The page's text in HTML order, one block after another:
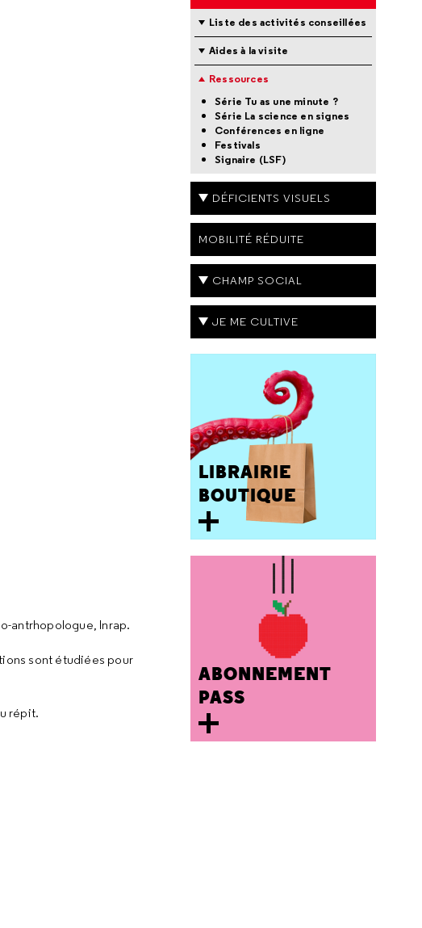
antrhopologue, Inrap.
sont étudiées pour
répit.
Liste des activités conseillées
Aides à la visite
Ressources
Série Tu as une minute ?
Série La science en signes
Conférences en ligne
Festivals
Signaire (LSF)
DÉFICIENTS VISUELS
MOBILITÉ RÉDUITE
CHAMP SOCIAL
JE ME CULTIVE
LIBRAIRIE
BOUTIQUE
ABONNEMENT
PASS